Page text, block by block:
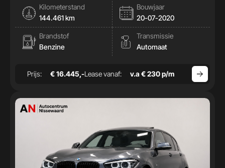
Kilometerstand
144.461 km
Bouwjaar
20-07-2020
Brandstof
Benzine
Transmissie
Automaat
Prijs: € 16.445,-Lease vanaf: v.a € 230 p/m